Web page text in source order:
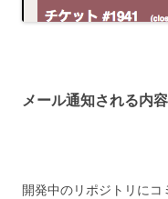
メール通知される内容
開発中のリポジトリに